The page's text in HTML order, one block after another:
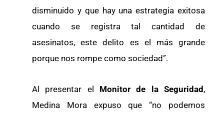
disminuido y que hay una estrategia exitosa
cuando se registra tal cantidad de
asesinatos, este delito es el más grande
porque nos rompe como sociedad”.
Al presentar el Monitor de la Seguridad,
Medina Mora expuso que “no podemos